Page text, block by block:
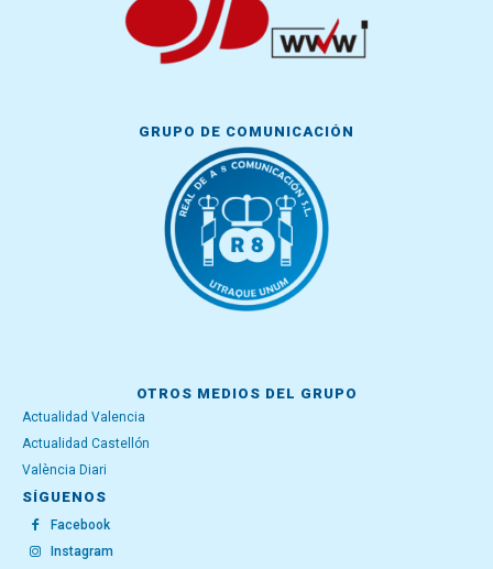
GRUPO DE COMUNICACIÓN
OTROS MEDIOS DEL GRUPO
Actualidad Valencia
Actualidad Castellón
València Diari
SÍGUENOS
Facebook
Instagram